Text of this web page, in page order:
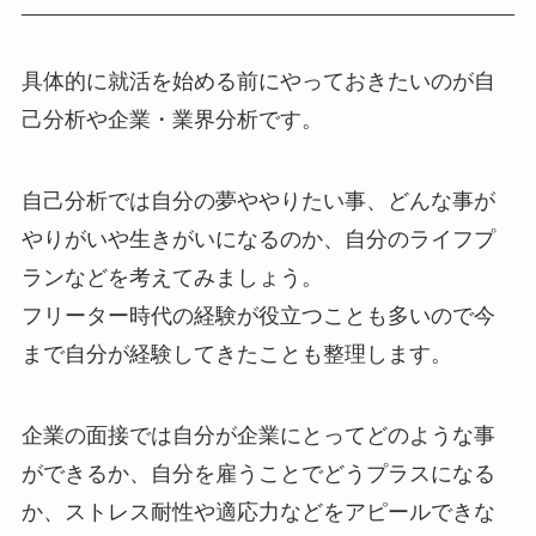
具体的に就活を始める前にやっておきたいのが自
己分析や企業・業界分析です。
自己分析では自分の夢ややりたい事、どんな事が
やりがいや生きがいになるのか、自分のライフプ
ランなどを考えてみましょう。
フリーター時代の経験が役立つことも多いので今
まで自分が経験してきたことも整理します。
企業の面接では自分が企業にとってどのような事
ができるか、自分を雇うことでどうプラスになる
か、ストレス耐性や適応力などをアピールできな